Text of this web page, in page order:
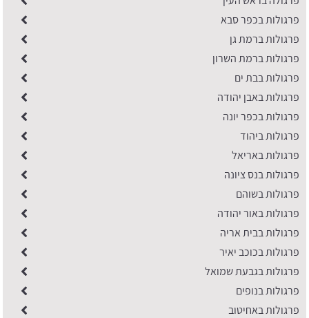
פרגולות בכפר סבא
פרגולות ברמת גן
פרגולות ברמת השרון
פרגולות בבת ים
פרגולות באבן יהודה
פרגולות בכפר יונה
פרגולות ביהוד
פרגולות באריאל
פרגולות בנס ציונה
פרגולות בשוהם
פרגולות באור יהודה
פרגולות בבית אריה
פרגולות בכוכב יאיר
פרגולות בגבעת שמואל
פרגולות בנופים
פרגולות באחיטוב